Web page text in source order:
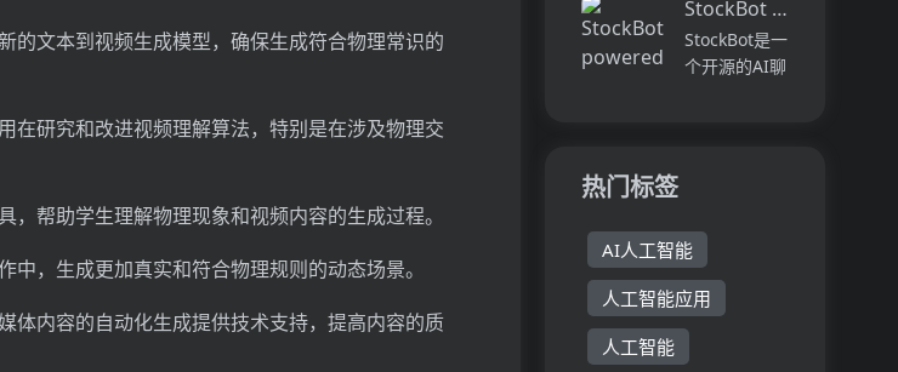
的文本到视频生成模型，确保生成符合物理常识的
在研究和改进视频理解算法，特别是在涉及物理交
帮助学生理解物理现象和视频内容的生成过程。
，生成更加真实和符合物理规则的动态场景。
体内容的自动化生成提供技术支持，提高内容的质
育工作者的创
造力、生产力
和成就。平台
过拖放界面帮
助企业创建个
性化、高转化
StockBot powered by
StockBot是一
个开源的AI聊
Vercel AI
SDK和
TradingView
Wid...
热门标签
AI人工智能
人工智能应用
人工智能